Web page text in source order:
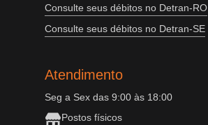
Consulte seus débitos no Detran-RO
Consulte seus débitos no Detran-SE
Atendimento
Seg a Sex das 9:00 às 18:00
Postos físicos